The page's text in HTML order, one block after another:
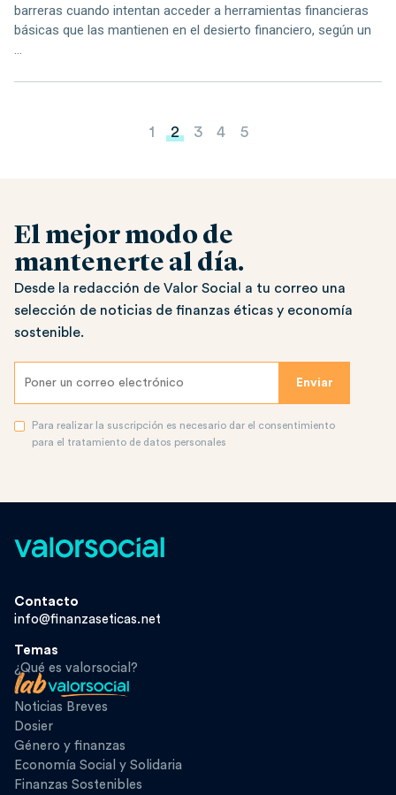
barreras cuando intentan acceder a herramientas financieras
básicas que las mantienen en el desierto financiero, según un
...
Paginación de entradas
1 2 3 4 5
El mejor modo de
mantenerte al día.
Desde la redacción de Valor Social a tu correo una
selección de noticias de finanzas éticas y economía
sostenible.
Para realizar la suscripción es necesario dar el consentimiento
para el tratamiento de datos personales
Contacto
info@finanzaseticas.net
Temas
¿Qué es valorsocial?
Noticias Breves
Dosier
Género y finanzas
Economía Social y Solidaria
Finanzas Sostenibles